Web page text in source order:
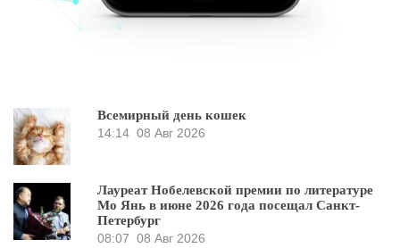
Всемирный день кошек
14:14 08 Авг 2026
Лауреат Нобелевской премии по литературе
Мо Янь в июне 2026 года посещал Санкт-
Петербург
08:07 08 Авг 2026